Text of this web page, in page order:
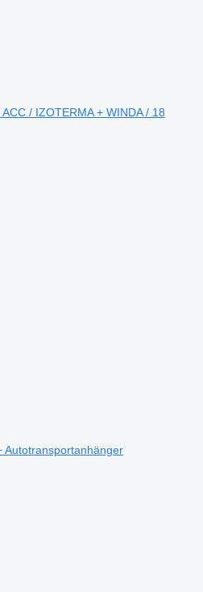
/ IZOTERMA + WINDA / 18
Autotransportanhänger